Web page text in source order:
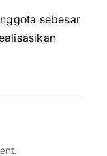
sebesar